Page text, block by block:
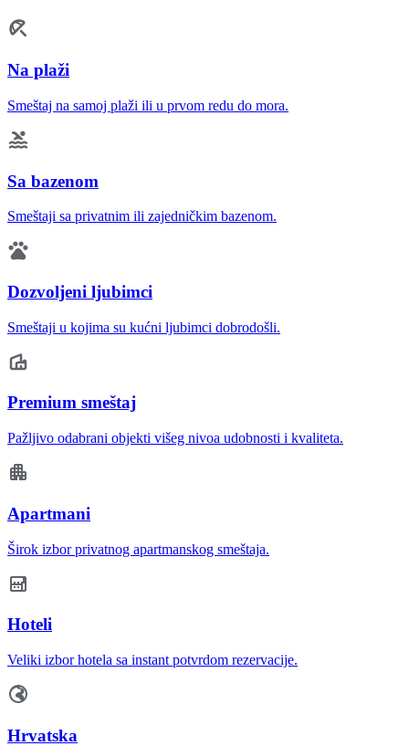
Na plaži
Smeštaj na samoj plaži ili u prvom redu do mora.
Sa bazenom
Smeštaji sa privatnim ili zajedničkim bazenom.
Dozvoljeni ljubimci
Smeštaji u kojima su kućni ljubimci dobrodošli.
Premium smeštaj
Pažljivo odabrani objekti višeg nivoa udobnosti i kvaliteta.
Apartmani
Širok izbor privatnog apartmanskog smeštaja.
Hoteli
Veliki izbor hotela sa instant potvrdom rezervacije.
Hrvatska